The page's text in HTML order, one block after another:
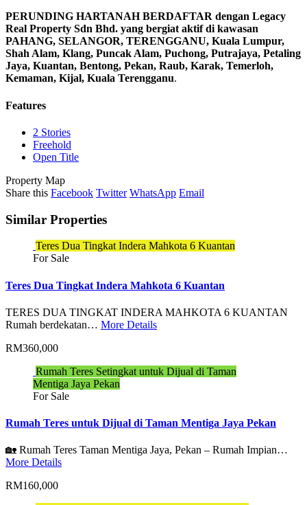
PERUNDING HARTANAH BERDAFTAR dengan Legacy
Real Property Sdn Bhd. yang bergiat aktif di kawasan
PAHANG, SELANGOR, TERENGGANU, Kuala Lumpur,
Shah Alam, Klang, Puncak Alam, Puchong, Putrajaya, Petaling
Jaya, Kuantan, Bentong, Pekan, Raub, Karak, Temerloh,
Kemaman, Kijal, Kuala Terengganu.
Features
2 Stories
Freehold
Open Title
Property Map
Share this Facebook Twitter WhatsApp Email
Similar Properties
Teres Dua Tingkat Indera Mahkota 6 Kuantan
For Sale
Teres Dua Tingkat Indera Mahkota 6 Kuantan
TERES DUA TINGKAT INDERA MAHKOTA 6 KUANTAN
Rumah berdekatan… More Details
RM360,000
Rumah Teres Setingkat untuk Dijual di Taman
Mentiga Jaya Pekan
For Sale
Rumah Teres untuk Dijual di Taman Mentiga Jaya Pekan
🏡 Rumah Teres Taman Mentiga Jaya, Pekan – Rumah Impian…
More Details
RM160,000